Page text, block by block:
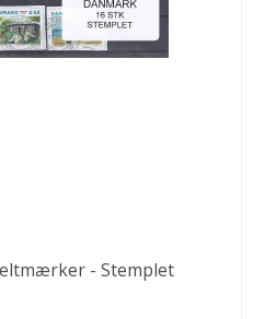
- Stemplet